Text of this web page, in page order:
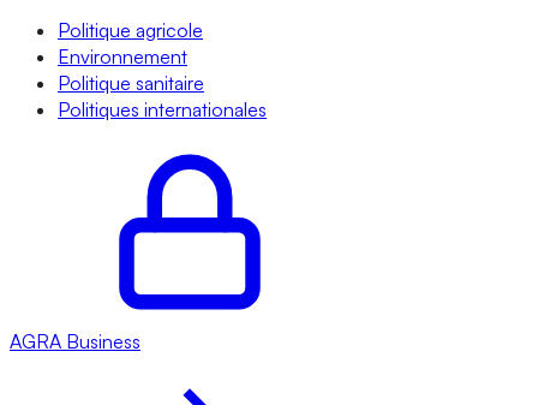
Politique agricole
Environnement
Politique sanitaire
Politiques internationales
AGRA Business